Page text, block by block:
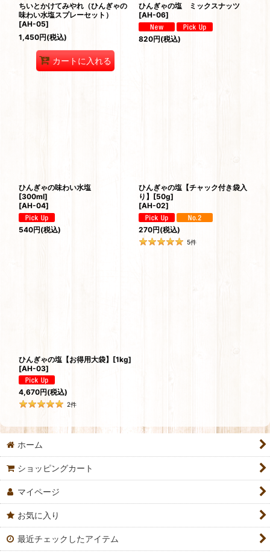
ちいとかけてみやれ（ひんぎゃの
味わい水塩スプレーセット）
[AH-05]
1,450円(税込)
カートに入れる
ひんぎゃの塩 ミックスナッツ
[AH-06]
820円(税込)
ひんぎゃの味わい水塩
[300ml]
[AH-04]
540円(税込)
ひんぎゃの塩【チャック付き袋入
り】[50g]
[AH-02]
270円(税込)
5件
ひんぎゃの塩【お得用大袋】[1kg]
[AH-03]
4,670円(税込)
2件
ホーム
ショッピングカート
マイページ
お気に入り
最近チェックしたアイテム